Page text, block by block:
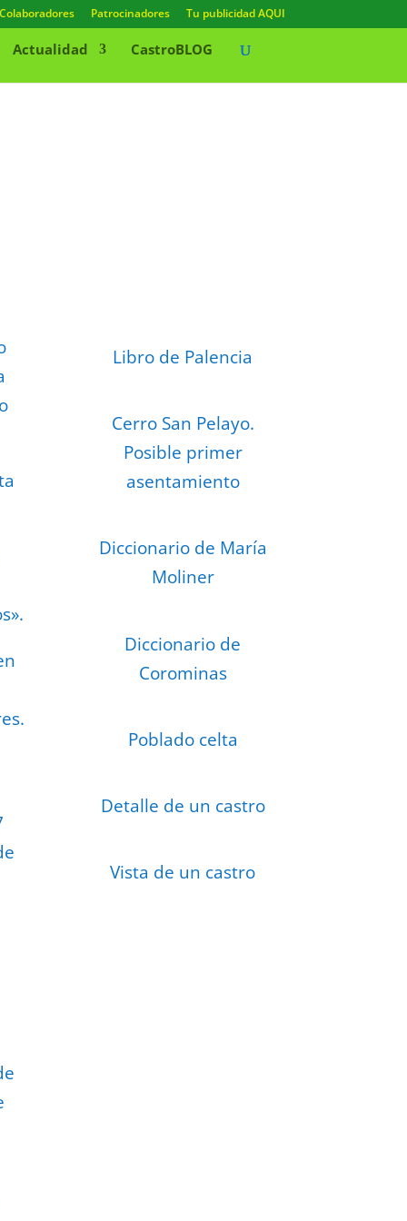
Colaboradores Patrocinadores Tu publicidad AQUI
Actualidad CastroBLOG
Libro de Palencia
Cerro San Pelayo.
Posible primer
asentamiento
Diccionario de María
Moliner
Diccionario de
Corominas
Poblado celta
Detalle de un castro
Vista de un castro